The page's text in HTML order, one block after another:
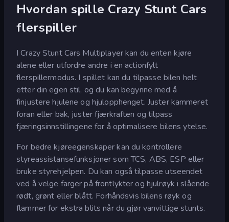
Hvordan spille Crazy Stunt Cars
flerspiller
I Crazy Stunt Cars Multiplayer kan du enten kjøre
alene eller utfordre andre i en actionfylt
flerspillermodus. I spillet kan du tilpasse bilen helt
etter din egen stil, og du kan begynne med å
finjustere hjulene og hjulopphenget. Juster kammeret
foran eller bak, juster fjærkraften og tilpass
fjæringsinnstillingene for å optimalisere bilens ytelse.
For bedre kjøreegenskaper kan du kontrollere
styreassistansefunksjoner som TCS, ABS, ESP eller
bruke styrehjelpen. Du kan også tilpasse utseendet
ved å velge farger på frontlykter og hjulrøyk i slående
rødt, grønt eller blått. Forhåndsvis bilens røyk og
flammer for ekstra blits når du gjør vanvittige stunts.